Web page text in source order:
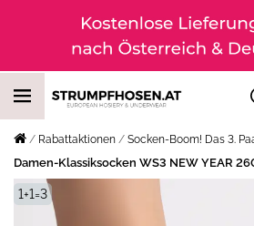
Rabattaktionen Socken-Boom! Das 3.
Damen-Klassiksocken WS3 NEW YEAR
1+1=3